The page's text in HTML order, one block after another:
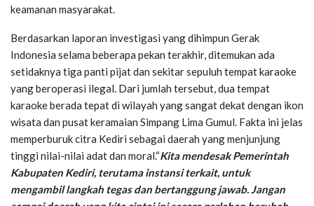
keamanan masyarakat.
Berdasarkan laporan investigasi yang dihimpun Gerak
Indonesia selama beberapa pekan terakhir, ditemukan ada
setidaknya tiga panti pijat dan sekitar sepuluh tempat karaoke
yang beroperasi ilegal. Dari jumlah tersebut, dua tempat
karaoke berada tepat di wilayah yang sangat dekat dengan ikon
wisata dan pusat keramaian Simpang Lima Gumul. Fakta ini jelas
memperburuk citra Kediri sebagai daerah yang menjunjung
tinggi nilai-nilai adat dan moral.“Kita mendesak Pemerintah
Kabupaten Kediri, terutama instansi terkait, untuk
mengambil langkah tegas dan bertanggung jawab. Jangan